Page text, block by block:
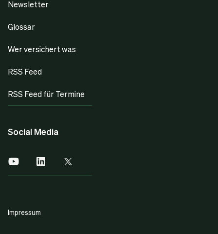
Newsletter
Glossar
Wer versichert was
RSS Feed
RSS Feed für Termine
Social Media
Impressum